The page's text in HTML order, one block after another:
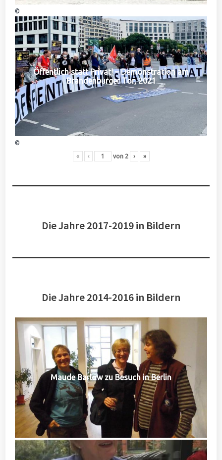
©
Öffentlich statt Privat! – Demonstration am
Brandenburger Tor, 2021
©
« ‹ von 2 › »
Die Jahre 2017-2019 in Bildern
Die Jahre 2014-2016 in Bildern
Maude Barlow zu Besuch in Berlin